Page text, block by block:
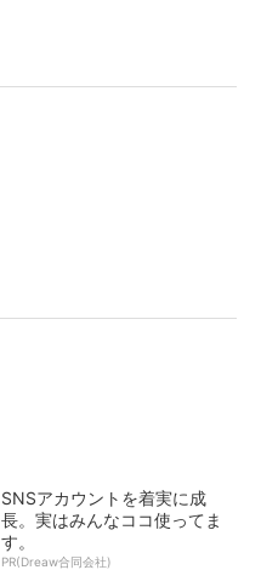
SNSアカウントを着実に成
長。実はみんなココ使ってま
す。
PR(Dreaw合同会社)